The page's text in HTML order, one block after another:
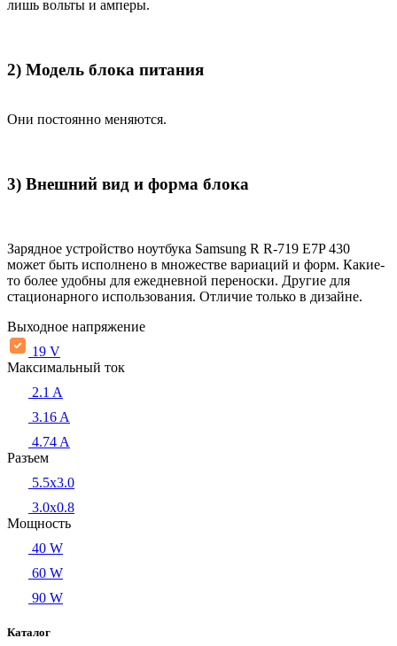
лишь вольты и амперы.
2) Модель блока питания
Они постоянно меняются.
3) Внешний вид и форма блока
Зарядное устройство ноутбука Samsung R R-719 E7P 430
может быть исполнено в множестве вариаций и форм. Какие-
то более удобны для ежедневной переноски. Другие для
стационарного использования. Отличие только в дизайне.
Выходное напряжение
19 V
Максимальный ток
2.1 A
3.16 A
4.74 A
Разъем
5.5x3.0
3.0x0.8
Мощность
40 W
60 W
90 W
Каталог